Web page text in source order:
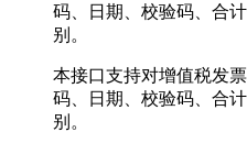
码、日期、校验码、合
别。
本接口支持对增值税发
码、日期、校验码、合
别。